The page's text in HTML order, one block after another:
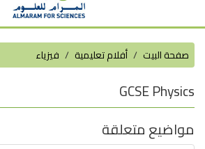
صفحة البيت أفلام تعليمية فيزياء
GCSE Physics
مواضيع متعلقة